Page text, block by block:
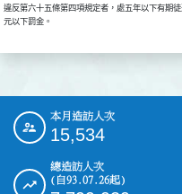
違反第六十五條第四項規定者，處五年以下有期
元以下罰金。
::: 本月造訪人次
15,534
總造訪人次
(自93.07.26起)